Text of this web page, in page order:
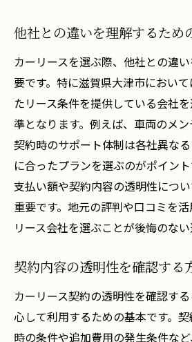
他社との違いを理解するため
カーリースを選ぶ際、他社との違
要です。特に滋賀県大津市におい
たリース条件を提供している会社
準となります。例えば、車両のメ
契約時のサポート体制は各社異な
に合ったプランを選ぶのがポイン
支払い額や契約内容の透明性につ
重要です。地元の評判や口コミを
リース会社を選ぶことが後悔のない
契約内容の透明性を確認する
カーリース契約の透明性を確認す
心して利用するための基本です。
時の条件や追加費用の発生条件な